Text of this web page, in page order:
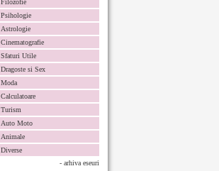
Filozofie
Psihologie
Astrologie
Cinematografie
Sfaturi Utile
Dragoste si Sex
Moda
Calculatoare
Turism
Auto Moto
Animale
Diverse
- arhiva eseuri